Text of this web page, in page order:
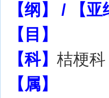
【纲】 / 【亚
【目】
【科】 桔梗科
【属】